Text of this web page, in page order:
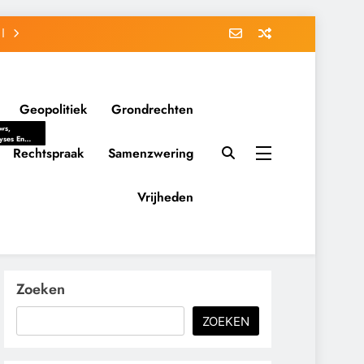
Geopolitiek Grondrechten
En
Politieke
Belangen
Op
Rechtspraak Samenzwering
Vrijheden
Zoeken
ZOEKEN